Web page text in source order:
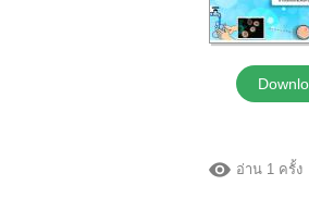
อ่าน 1 ครั้ง